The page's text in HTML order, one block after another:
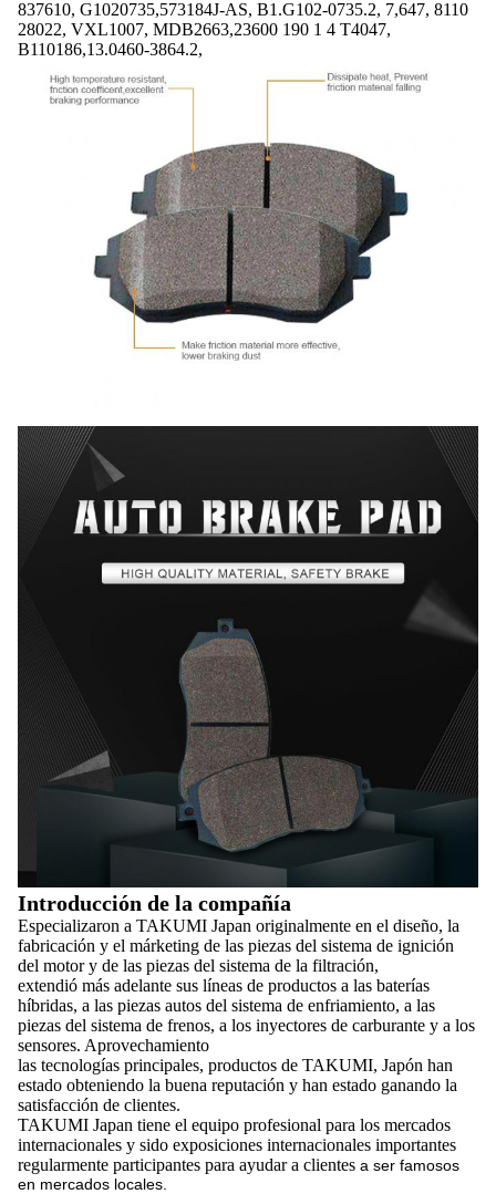
837610, G1020735,573184J-AS, B1.G102-0735.2, 7,647, 8110
28022, VXL1007, MDB2663,23600 190 1 4 T4047,
B110186,13.0460-3864.2,
Introducción de la compañía
Especializaron a TAKUMI Japan originalmente en el diseño, la
fabricación y el márketing de las piezas del sistema de ignición
del motor y de las piezas del sistema de la filtración,
extendió más adelante sus líneas de productos a las baterías
híbridas, a las piezas autos del sistema de enfriamiento, a las
piezas del sistema de frenos, a los inyectores de carburante y a los
sensores. Aprovechamiento
las tecnologías principales, productos de TAKUMI, Japón han
estado obteniendo la buena reputación y han estado ganando la
satisfacción de clientes.
TAKUMI Japan tiene el equipo profesional para los mercados
internacionales y sido exposiciones internacionales importantes
regularmente participantes para ayudar a clientes a ser famosos
en mercados locales.